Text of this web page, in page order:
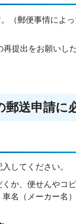
（郵便事情によ
提出をお願いし
郵送申請に
してください。
か、便せんやコ
名（メーカー名